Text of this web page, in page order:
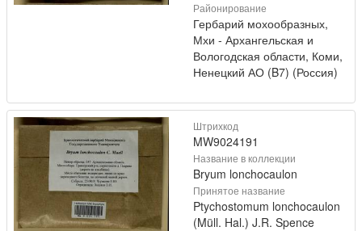
Районирование
Гербарий мохообразных,
Мхи - Архангельская и
Вологодская области, Коми,
Ненецкий АО (B7) (Россия)
Штрихкод
MW9024191
Название в коллекции
Bryum lonchocaulon
Принятое название
Ptychostomum lonchocaulon
(Müll. Hal.) J.R. Spence